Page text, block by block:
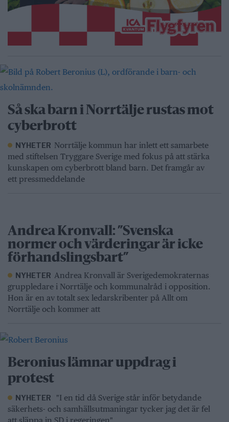
Så ska barn i Norrtälje rustas mot
cyberbrott
NYHETER Norrtälje kommun har inlett ett samarbete
med stiftelsen Tryggare Sverige med fokus på att stärka
kunskapen om cyberbrott bland barn. Det framgår av
ett pressmeddelande
Andrea Kronvall: ”Svenska
normer och värderingar är icke
förhandslingsbart”
NYHETER Andrea Kronvall är Sverigedemokraternas
gruppledare i Norrtälje och kommunalråd i opposition.
Hon är en av totalt sex ledarskribenter på Allt om
Norrtälje och kommer att
Beronius lämnar uppdrag i
protest
NYHETER
"I en tid då Sverige står inför betydande
säkerhets- och samhällsutmaningar tycker jag det är fel